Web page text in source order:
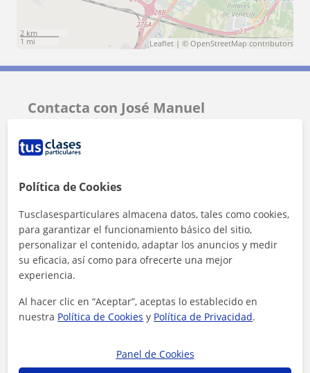
2 km
1 mi
Leaflet | © OpenStreetMap contributors
Contacta con José Manuel
Tarifa
Política de Cookies
Tusclasesparticulares almacena datos, tales como cookies,
para garantizar el funcionamiento básico del sitio,
personalizar el contenido, adaptar los anuncios y medir
su eficacia, así como para ofrecerte una mejor
experiencia.
Al hacer clic en “Aceptar”, aceptas lo establecido en
nuestra Política de Cookies y Política de Privacidad.
Panel de Cookies